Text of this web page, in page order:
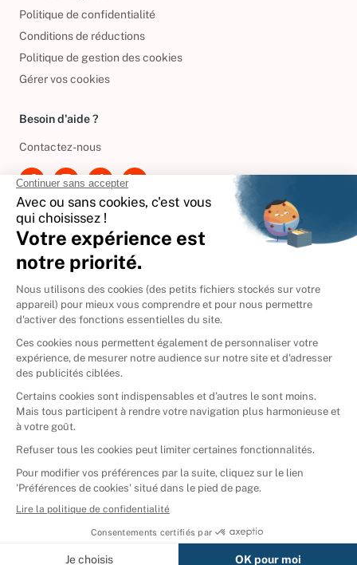
Afficher tous les résultats
Politique de confidentialité
Conditions de réductions
Politique de gestion des cookies
Gérer vos cookies
Besoin d'aide ?
Contactez-nous
International
🇪🇸Espagne
🇩🇪Allemagne
🇮🇹 Italie